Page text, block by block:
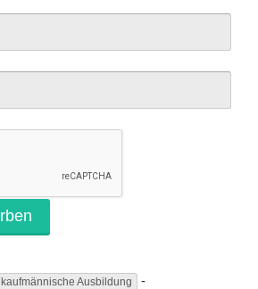
kaufmännische Ausbildung -